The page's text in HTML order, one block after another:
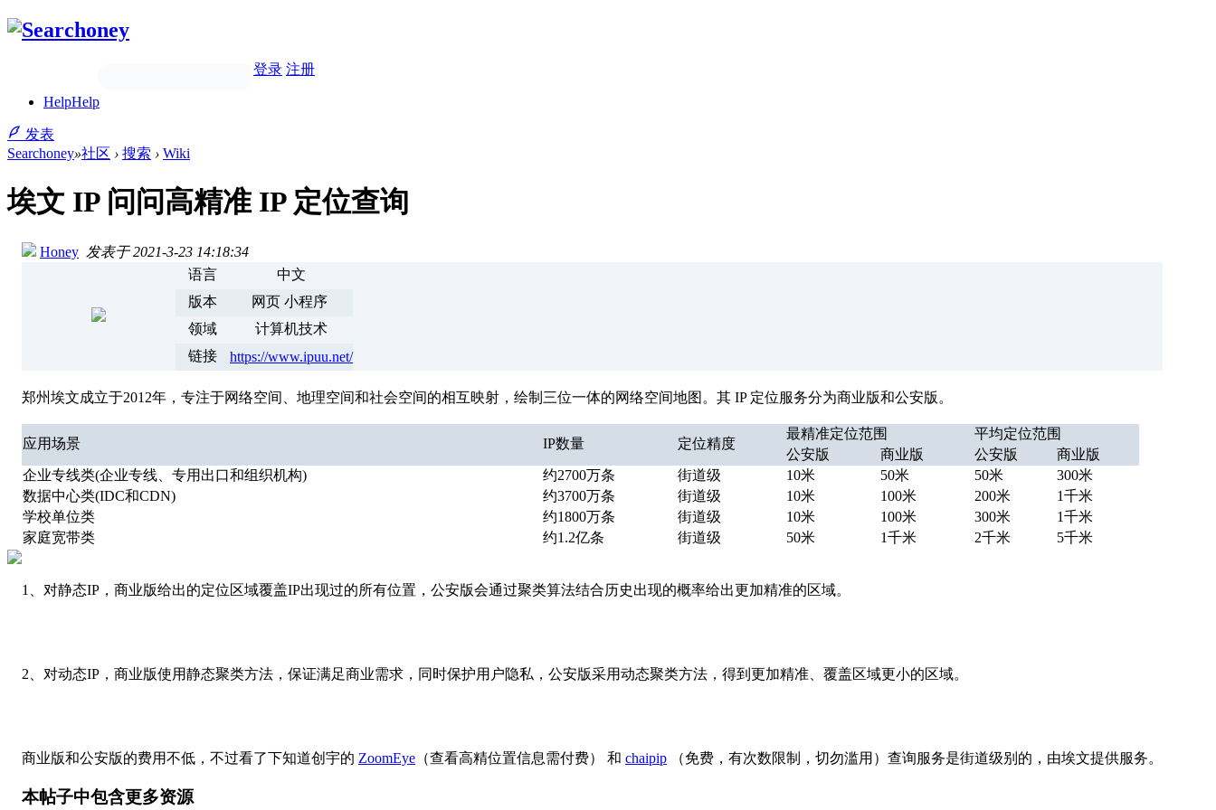
登录 注册
HelpHelp
发表
Searchoney»社区 › 搜索 › Wiki
埃文 IP 问问高精准 IP 定位查询
Honey 发表于 2021-3-23 14:18:34
语言
中文
版本
网页 小程序
领域
计算机技术
链接
https://www.ipuu.net/
郑州埃文成立于2012年，专注于网络空间、地理空间和社会空间的相互映射，绘制三位一体的网络空间地图。其 IP 定位服务分为商业版和公安版。
应用场景 IP数量 定位精度
最精准定位范围
平均定位范围
公安版
商业版 公安版
商业版
企业专线类(企业专线、专用出口和组织机构)
约2700万条 街道级 10米 50米 50米
300米
数据中心类(IDC和CDN)
约3700万条 街道级 10米 100米 200米
1千米
学校单位类
约1800万条 街道级 10米 100米 300米
1千米
家庭宽带类
约1.2亿条 街道级 50米 1千米 2千米 5千米
1、对静态IP，商业版给出的定位区域覆盖IP出现过的所有位置，公安版会通过聚类算法结合历史出现的概率给出更加精准的区域。
2、对动态IP，商业版使用静态聚类方法，保证满足商业需求，同时保护用户隐私，公安版采用动态聚类方法，得到更加精准、覆盖区域更小的区域。
商业版和公安版的费用不低，不过看了下知道创宇的 ZoomEye （查看高精位置信息需付费） 和 chaipip （免费，有次数限制，切勿滥用）查询服务是街道级别的，由埃文提供服务。
本帖子中包含更多资源